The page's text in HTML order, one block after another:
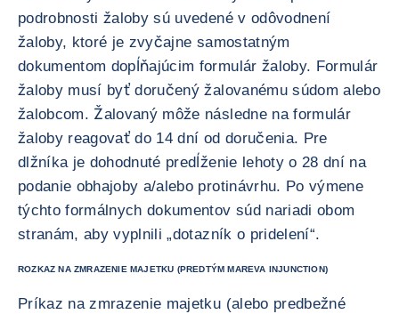
podrobnosti žaloby sú uvedené v odôvodnení
žaloby, ktoré je zvyčajne samostatným
dokumentom dopĺňajúcim formulár žaloby. Formulár
žaloby musí byť doručený žalovanému súdom alebo
žalobcom. Žalovaný môže následne na formulár
žaloby reagovať do 14 dní od doručenia. Pre
dlžníka je dohodnuté predĺženie lehoty o 28 dní na
podanie obhajoby a/alebo protinávrhu. Po výmene
týchto formálnych dokumentov súd nariadi obom
stranám, aby vyplnili „dotazník o pridelení“.
ROZKAZ NA ZMRAZENIE MAJETKU (PREDTÝM MAREVA INJUNCTION)
Príkaz na zmrazenie majetku (alebo predbežné